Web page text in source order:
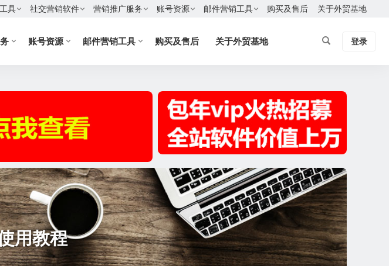
具 社交营销软件 营销推广服务 账号资源 邮件营销工具 购买及售后 关于外贸基地
账号资源 邮件营销工具 购买及售后 关于外贸基地 登录
用教程